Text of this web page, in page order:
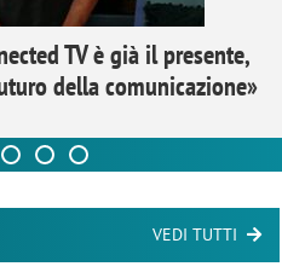
TV è già il presente,
della comunicazione»
VEDI TUTTI